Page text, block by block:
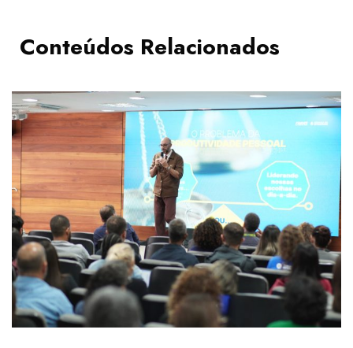
Conteúdos Relacionados